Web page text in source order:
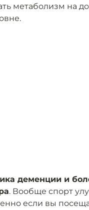
метаболизм на
деменции и
. Вообще спорт
если вы